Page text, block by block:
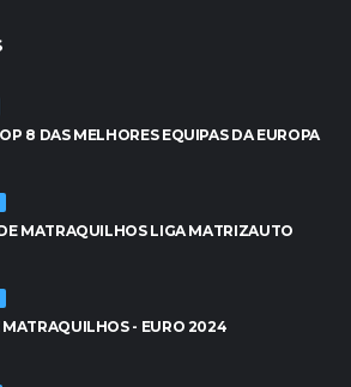
8 DAS MELHORES EQUIPAS DA EUROPA
MATRAQUILHOS LIGA MATRIZAUTO
MATRAQUILHOS - EURO 2024